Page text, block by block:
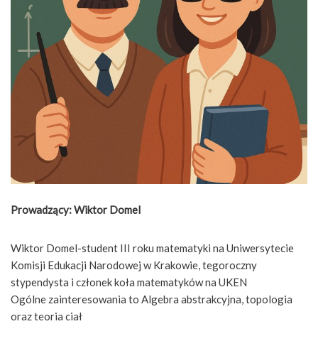
Prowadzący:Wiktor Domel
Wiktor Domel-student III roku matematyki na Uniwersytecie
Komisji Edukacji Narodowej w Krakowie, tegoroczny
stypendysta i członek koła matematyków na UKEN
Ogólne zainteresowania to Algebra abstrakcyjna, topologia
oraz teoria ciał